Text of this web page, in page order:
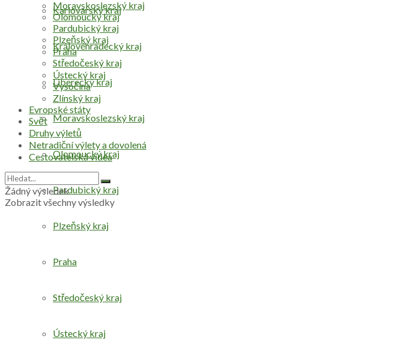
Karlovarský kraj
Královéhradecký kraj
Liberecký kraj
Moravskoslezský kraj
Olomoucký kraj
Pardubický kraj
Plzeňský kraj
Praha
Středočeský kraj
Ústecký kraj
Moravskoslezský kraj
Olomoucký kraj
Pardubický kraj
Plzeňský kraj
Praha
Středočeský kraj
Ústecký kraj
Vysočina
Zlínský kraj
Evropské státy
Svět
Druhy výletů
Netradiční výlety a dovolená
Cestovatelská videa
Žádný výsledek
Zobrazit všechny výsledky